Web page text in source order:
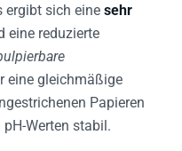
ergibt sich eine sehr
eine reduzierte
eine gleichmäßige
Papieren
Werten stabil.